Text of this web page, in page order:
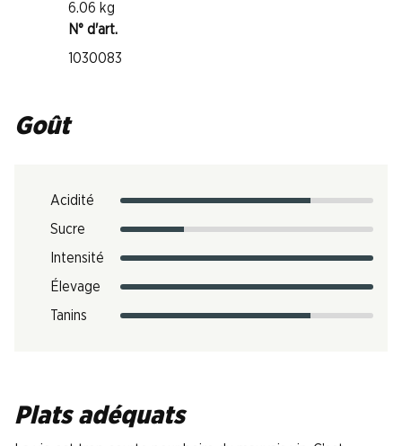
6.06 kg
N° d'art.
1030083
Goût
Acidité
Sucre
Intensité
Élevage
Tanins
Plats adéquats